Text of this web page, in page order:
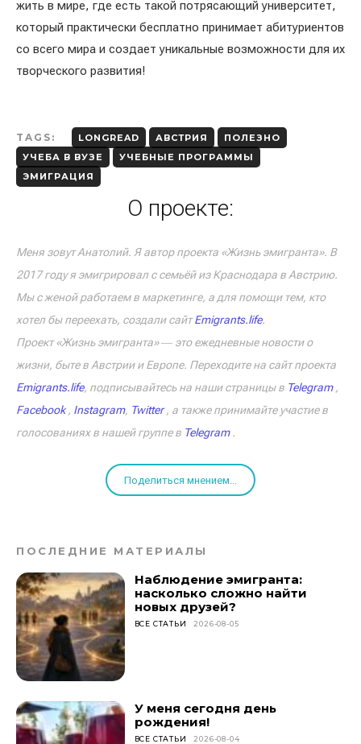
жить в мире, где есть такой потрясающий университет,
который практически бесплатно принимает абитуриентов
со всего мира и создает уникальные возможности для их
творческого развития!
TAGS: LONGREAD АВСТРИЯ
ПОЛЕЗНО
УЧЕБА В ВУЗЕ
УЧЕБНЫЕ ПРОГРАММЫ
ЭМИГРАЦИЯ
О проекте:
Меня зовут Анатолий. Я автор проекта «Жизнь эмигранта». В
2017 году я эмигрировал с семьёй из Краснодара в Австрию.
Мы с женой работаем в маркетинге, а для помощи тем, кто
хотел бы переехать, создали сайтEmigrants.life.
Проект «Жизнь эмигранта» ― это ежедневные новости о
жизни, быте в Австрии и Европе. Переходите на сайт проекта
Emigrants.life, подписывайтесь на наши страницы в Telegram,
Facebook, Instagram, Twitter, а также принимайте участие в
голосованиях в нашей группе в Telegram.
Поделиться мнением...
ПОСЛЕДНИЕ МАТЕРИАЛЫ
Наблюдение эмигранта:
насколько сложно найти
новых друзей?
ВСЕ СТАТЬИ 2026-08-05
У меня сегодня день
рождения!
ВСЕ СТАТЬИ 2026-08-04